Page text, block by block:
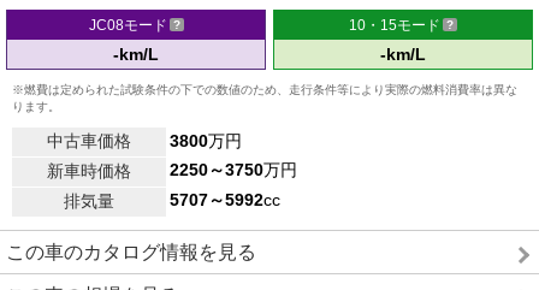
JC08モード
-km/L
10・15モード
-km/L
※燃費は定められた試験条件の下での数値のため、走行条件等により実際の燃料消費率は異な
ります。
中古車価格 3800万円
新車時価格
2250～3750万円
排気量
5707～5992cc
この車のカタログ情報を見る